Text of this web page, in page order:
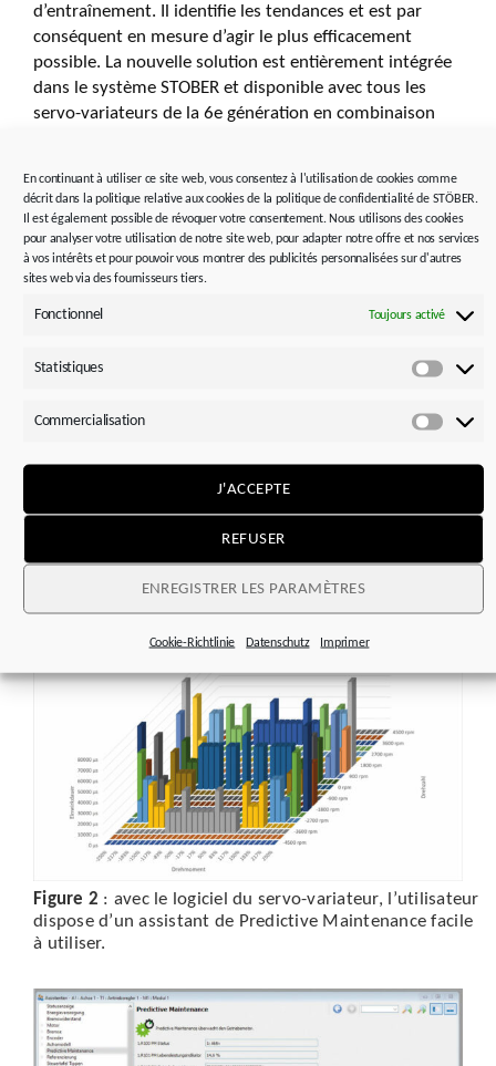
En continuant à utiliser ce site web, vous consentez à l'utilisation de cookies comme
décrit dans la politique relative aux cookies de la politique de confidentialité de STÖBER.
Il est également possible de révoquer votre consentement. Nous utilisons des cookies
pour analyser votre utilisation de notre site web, pour adapter notre offre et nos services
à vos intérêts et pour pouvoir vous montrer des publicités personnalisées sur d'autres
sites web via des fournisseurs tiers.
Fonctionnel Toujours activé
Statistiques
Commercialisation
J'ACCEPTE
REFUSER
ENREGISTRER LES PARAMÈTRES
Cookie-Richtlinie Datenschutz Imprimer
d’entraînement. Il identifie les tendances et est par
conséquent en mesure d’agir le plus efficacement
possible. La nouvelle solution est entièrement intégrée
dans le système STOBER et disponible avec tous les
servo-variateurs de la 6e génération en combinaison
motoréducteurs, câbles – l’utilisateur bénéficie d’une
Predictive Maintenance proposée par un seul et même
Figure 2 : avec le logiciel du servo-variateur, l’utilisateur
dispose d’un assistant de Predictive Maintenance facile
à utiliser.